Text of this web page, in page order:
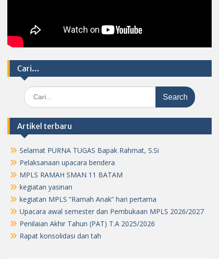
Cari…
Search
for:
Artikel terbaru
Selamat PURNA TUGAS Bapak Rahmat, S.Si
Pelaksanaan upacara bendera
MPLS RAMAH SMAN 11 BATAM
kegiatan yasinan
kegiatan MPLS “Ramah Anak” hari pertama
Upacara awal semester dan Pembukaan MPLS 2026/2027
Penilaian Akhir Tahun (PAT) T.A 2025/2026
Rapat konsolidasi dan tah